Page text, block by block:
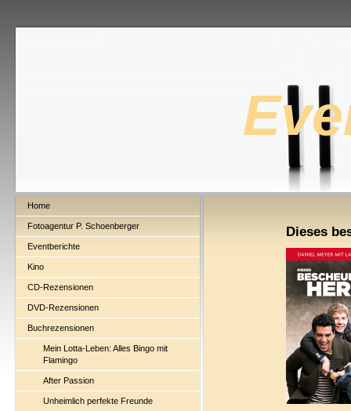
Home
Fotoagentur P. Schoenberger
Eventberichte
Kino
CD-Rezensionen
DVD-Rezensionen
Buchrezensionen
Mein Lotta-Leben: Alles Bingo mit
Flamingo
After Passion
Unheimlich perfekte Freunde
Dieses